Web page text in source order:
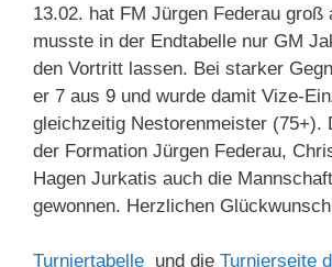
13.02. hat FM Jürgen Federau groß
musste in der Endtabelle nur GM
den Vortritt lassen. Bei starker
er 7 aus 9 und wurde damit Vize-
gleichzeitig Nestorenmeister (75+).
der Formation Jürgen Federau,
Hagen Jurkatis auch die
gewonnen. Herzlichen
Turniertabelle und die Turnierseite